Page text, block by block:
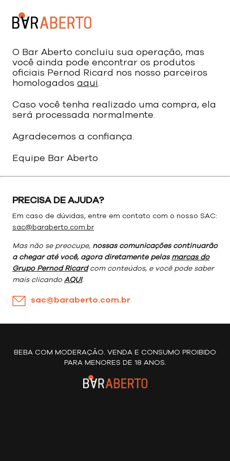
O Bar Aberto concluiu sua operação, mas
você ainda pode encontrar os produtos
oficiais Pernod Ricard nos nosso parceiros
homologados aqui.
Caso você tenha realizado uma compra, ela
será processada normalmente.
Agradecemos a confiança.
Equipe Bar Aberto
PRECISA DE AJUDA?
Em caso de dúvidas, entre em contato com o nosso SAC:
sac@baraberto.com.br
Mas não se preocupe, nossas comunicações continuarão
a chegar até você, agora diretamente pelas marcas do
Grupo Pernod Ricardcom conteúdos, e você pode saber
mais clicando AQUI.
sac@baraberto.com.br
BEBA COM MODERAÇÃO. VENDA E CONSUMO PROIBIDO
PARA MENORES DE 18 ANOS.